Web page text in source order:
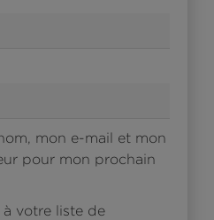
mon e-mail et mon
pour mon prochain
votre liste de